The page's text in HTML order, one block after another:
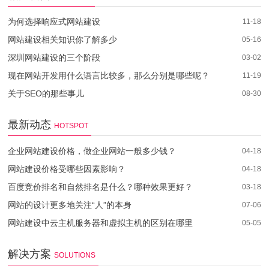
为何选择响应式网站建设 11-18
网站建设相关知识你了解多少 05-16
深圳网站建设的三个阶段 03-02
现在网站开发用什么语言比较多，那么分别是哪些呢？ 11-19
关于SEO的那些事儿 08-30
最新动态 HOTSPOT
企业网站建设价格，做企业网站一般多少钱？ 04-18
网站建设价格受哪些因素影响？ 04-18
百度竞价排名和自然排名是什么？哪种效果更好？ 03-18
网站的设计更多地关注“人”的本身 07-06
网站建设中云主机服务器和虚拟主机的区别在哪里 05-05
解决方案 SOLUTIONS